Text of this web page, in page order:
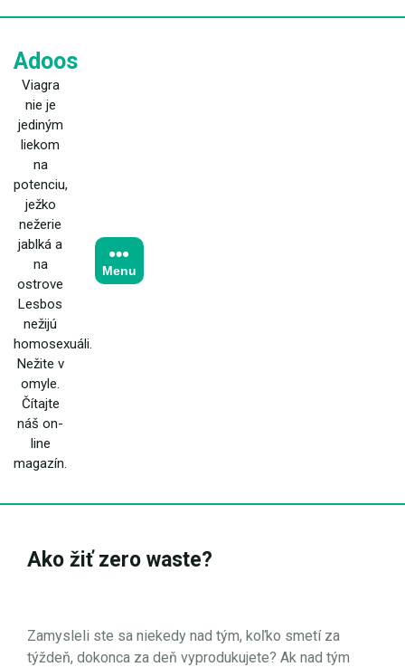
content
Adoos
Viagra
nie je
jediným
liekom
na
potenciu,
ježko
nežerie
jablká a
na
ostrove
Lesbos
nežijú
homosexuáli.
Nežite v
omyle.
Čítajte
náš on-
line
magazín.
Menu
Ako žiť zero waste?
Zamysleli ste sa niekedy nad tým, koľko smetí za
týždeň, dokonca za deň vyprodukujete? Ak nad tým